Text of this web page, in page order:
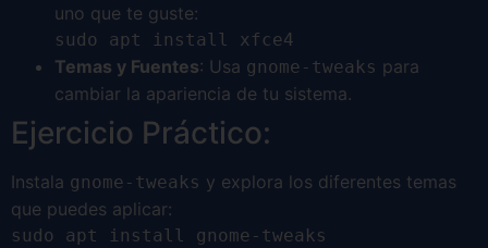
uno que te guste:
sudo apt install xfce4
Temas y Fuentes: Usa gnome-tweaks para
cambiar la apariencia de tu sistema.
Ejercicio Práctico:
Instala gnome-tweaks y explora los diferentes temas
que puedes aplicar:
sudo apt install gnome-tweaks